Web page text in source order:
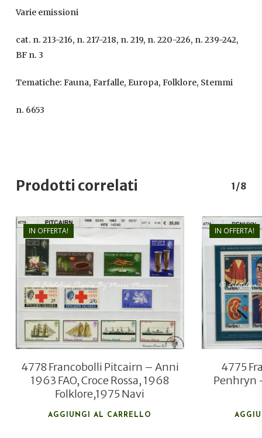
Varie emissioni
cat. n. 213-216, n. 217-218, n. 219, n. 220-226, n. 239-242,
BF n. 3
Tematiche: Fauna, Farfalle, Europa, Folklore, Stemmi
n. 6653
Prodotti correlati 1/8
IN OFFERTA!
€35,00
€24,00
4778 Francobolli Pitcairn – Anni
1963 FAO, Croce Rossa, 1968
Folklore,1975 Navi
AGGIUNGI AL CARRELLO
IN OFFERTA!
4775
Penhryn